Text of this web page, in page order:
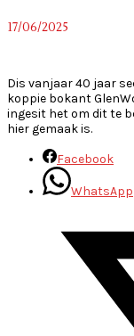
17/06/2025
Dis vanjaar 40 jaar
koppie bokant
ingesit het om dit te
hier gemaak is.
Facebook
WhatsApp